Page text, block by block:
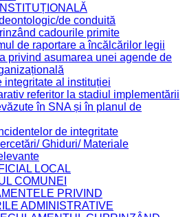
de conduită
cadourile primite
de raportare a încălcărilor legii
privind asumarea unei agende de
integritate al instituției
referitor la stadiul implementării
în SNA și în planul de
de integritate
Ghiduri/ Materiale
LOCAL
COMUNEI
PRIVIND
ADMINISTRATIVE